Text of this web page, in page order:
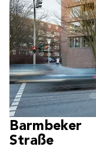
Barmbeker
Straße